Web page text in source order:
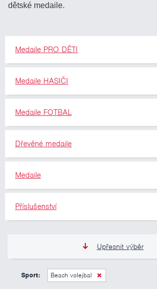
dětské medaile.
Medaile PRO DĚTI
Medaile HASIČI
Medaile FOTBAL
Dřevěné medaile
Medaile
Příslušenství
Upřesnit výběr
12 Kč
Sport: Beach volejbal